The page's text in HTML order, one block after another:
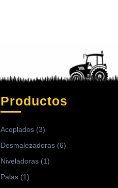
Productos
Acoplados (3)
Desmalezadoras (6)
Niveladoras (1)
Palas (1)